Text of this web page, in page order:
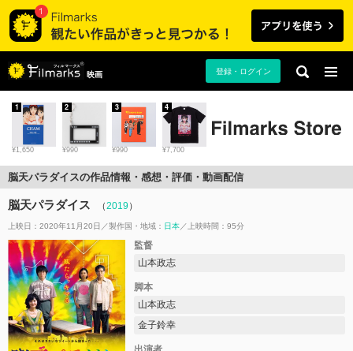
映画 登録・ログイン
¥1,650
1
¥990
2
¥990
3
¥7,700
4
脳天パラダイスの作品情報・感想・評価・動画配信
脳天パラダイス （2019）
上映日：2020年11月20日 製作国・地域： 日本 上映時間：95分
監督
山本政志
脚本
山本政志
金子鈴幸